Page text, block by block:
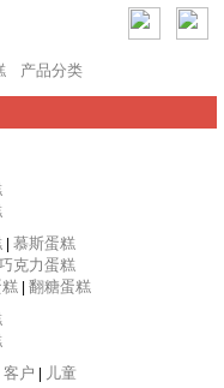
产品分类
慕斯蛋糕
克力蛋糕
翻糖蛋糕
客户 儿童